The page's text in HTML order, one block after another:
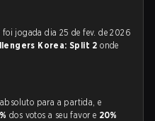
foi jogada dia 25 de fev. de 2026
Korea: Split 2onde
para a partida, e
dos votos a seu favor e 20%